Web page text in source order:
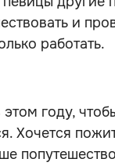
и
работать.
году,
Хочется